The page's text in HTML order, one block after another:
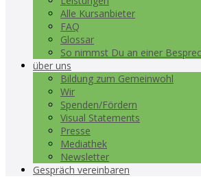
Alle Kursanbieter
FAQ
Glossar
So nimmst Du an einer
über uns
Bildung zum Gemeinwohl
Wir
Spenden/Fördern
Visual Statements
Presse
Mediathek
Newsletter
Gespräch vereinbaren